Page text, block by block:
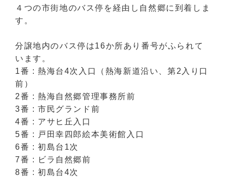
４つの市街地のバス停を経由し自然郷に到着しま
す。
分譲地内のバス停は16か所あり番号がふられて
います。
1番 : 熱海台4次入口（熱海新道沿い、第2入り口
前）
2番 : 熱海自然郷管理事務所前
3番 : 市民グランド前
4番 : アサヒ丘入口
5番 : 戸田幸四郎絵本美術館入口
6番 : 初島台1次
7番 : ビラ自然郷前
8番 : 初島台4次